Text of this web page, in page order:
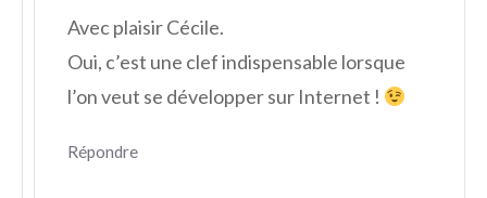
Avec plaisir Cécile.
Oui, c’est une clef indispensable lorsque
l’on veut se développer sur Internet !
Répondre